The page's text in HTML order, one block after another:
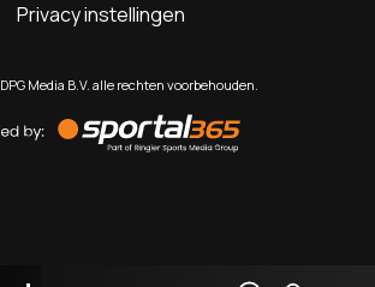
Privacy instellingen
DPG Media B.V. alle rechten voorbehouden.
by
Sportal365